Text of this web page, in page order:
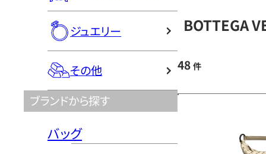
ジュエリー
その他
ブランドから探す
バッグ
BOTTEGA
48 件